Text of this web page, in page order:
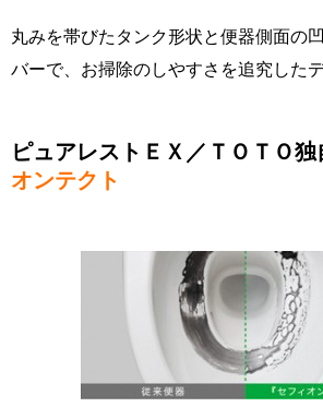
丸みを帯びたタンク形状と便器側面の
バーで、お掃除のしやすさを追究した
ピュアレストＥＸ／ＴＯＴＯ
オンテクト